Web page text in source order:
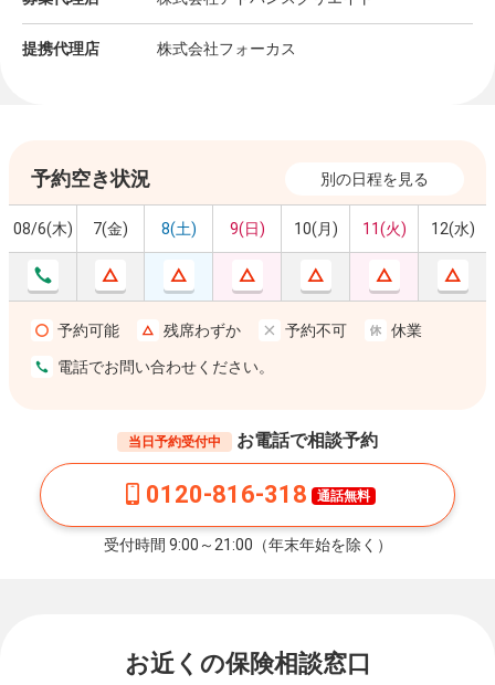
提携代理店 株式会社フォーカス
予約空き状況 別の日程を見る
08/6(木) 7(金) 8(土) 9(日) 10(月) 11(火) 12(水)
予約可能 残席わずか 予約不可 休業
電話でお問い合わせください。
当日予約受付中 お電話で相談予約
0120-816-318 通話無料
受付時間 9:00～21:00（年末年始を除く）
お近くの保険相談窓口